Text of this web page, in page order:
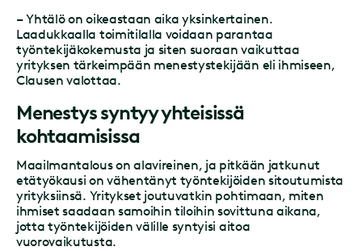
– Yhtälö on oikeastaan aika yksinkertainen.
Laadukkaalla toimitilalla voidaan parantaa
työntekijäkokemusta ja siten suoraan vaikuttaa
yrityksen tärkeimpään menestystekijään eli ihmiseen,
Clausen valottaa.
Menestys syntyy yhteisissä
kohtaamisissa
Maailmantalous on alavireinen, ja pitkään jatkunut
etätyökausi on vähentänyt työntekijöiden sitoutumista
yrityksiinsä. Yritykset joutuvatkin pohtimaan, miten
ihmiset saadaan samoihin tiloihin sovittuna aikana,
jotta työntekijöiden välille syntyisi aitoa
vuorovaikutusta.